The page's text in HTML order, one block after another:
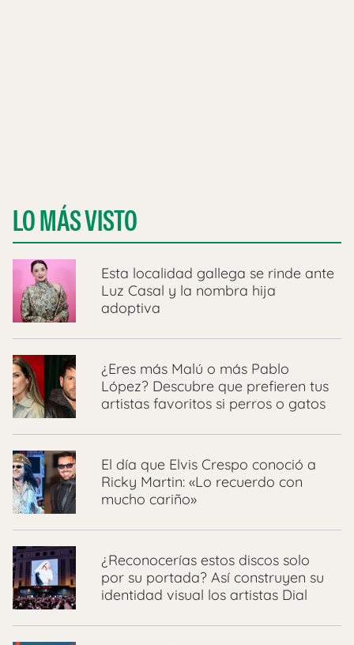
LO MÁS VISTO
Esta localidad gallega se rinde ante
Luz Casal y la nombra hija
adoptiva
¿Eres más Malú o más Pablo
López? Descubre que prefieren tus
artistas favoritos si perros o gatos
El día que Elvis Crespo conoció a
Ricky Martin: «Lo recuerdo con
mucho cariño»
¿Reconocerías estos discos solo
por su portada? Así construyen su
identidad visual los artistas Dial